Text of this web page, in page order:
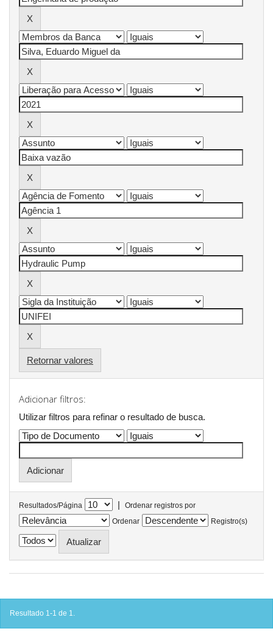
Retornar valores
Adicionar filtros:
Utilizar filtros para refinar o resultado de busca.
Resultados/Página |
Ordenar registros por
Ordenar
Registro(s)
Resultado 1-1 de 1.